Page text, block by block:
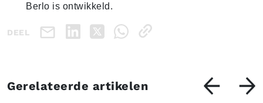
Berlo is ontwikkeld.
DEEL
Gerelateerde artikelen